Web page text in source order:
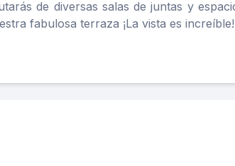
de diversas salas de juntas y
fabulosa terraza ¡La vista es increíble!